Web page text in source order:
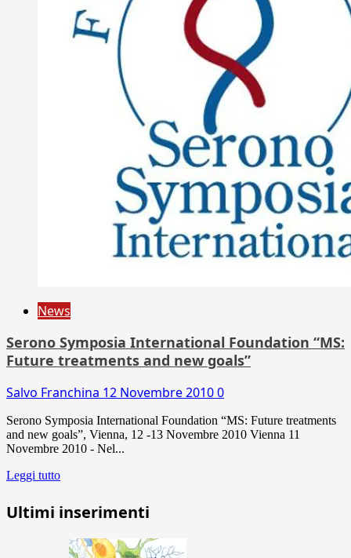
News
Serono Symposia International Foundation “MS:
Future treatments and new goals”
Salvo Franchina 12 Novembre 20100
Serono Symposia International Foundation “MS: Future treatments
and new goals”, Vienna, 12 -13 Novembre 2010 Vienna 11
Novembre 2010 - Nel...
Leggi tutto
Ultimi inserimenti